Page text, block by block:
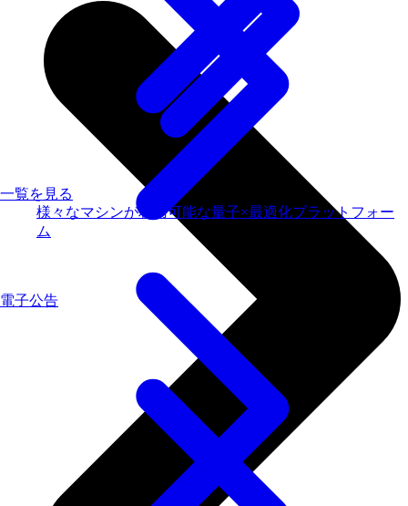
一覧を見る
様々なマシンが利用可能な量子×最適化プラットフォー
ム
電子公告